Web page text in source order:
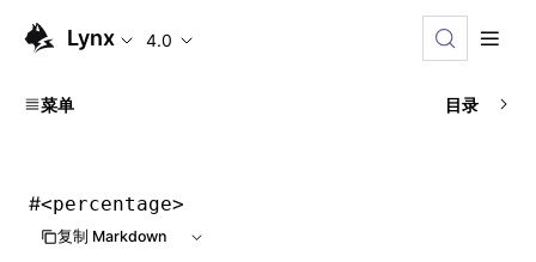
Lynx 4.0
菜单 目录
#<percentage>
复制 Markdown